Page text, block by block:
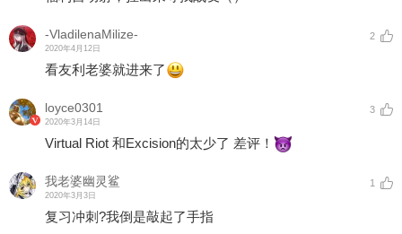
-VladilenaMilize-
2020年4月12日
2
看友利老婆就进来了
loyce0301
2020年3月14日
3
Virtual Riot 和Excision的太少了 差评！
我老婆幽灵鲨
2020年3月3日
1
复习冲刺?我倒是敲起了手指